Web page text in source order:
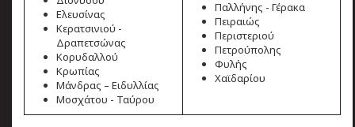
Ελευσίνας
Κερατσινιού -
Δραπετσώνας
Κορυδαλλού
Κρωπίας
Μάνδρας – Ειδυλλίας
Μοσχάτου - Ταύρου
Παλλήνης - Γέρακα
Πειραιώς
Περιστεριού
Πετρούπολης
Φυλής
Χαϊδαρίου